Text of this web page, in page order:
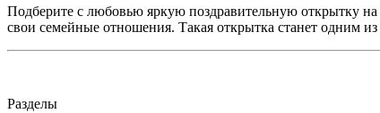
Подберите с любовью яркую поздравительную открытку на
свои семейные отношения. Такая открытка станет одним
Разделы